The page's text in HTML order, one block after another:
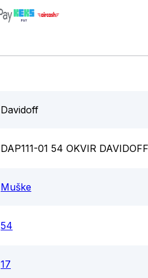
Davidoff
DAP111-01 54 OKVIR
Muške
54
17